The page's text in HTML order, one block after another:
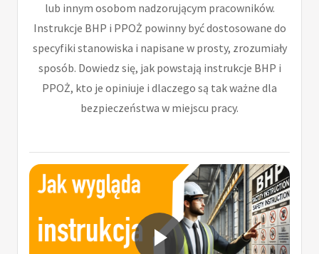
lub innym osobom nadzorującym pracowników.
Instrukcje BHP i PPOŻ powinny być dostosowane do
specyfiki stanowiska i napisane w prosty, zrozumiały
sposób. Dowiedz się, jak powstają instrukcje BHP i
PPOŻ, kto je opiniuje i dlaczego są tak ważne dla
bezpieczeństwa w miejscu pracy.